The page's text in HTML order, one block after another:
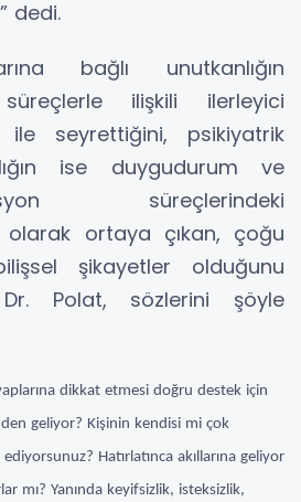
dedi.
bağlı unutkanlığın
ilişkili ilerleyici
seyrettiğini, psikiyatrik
ise duygudurum ve
süreçlerindeki
olarak ortaya çıkan, çoğu
şikayetler olduğunu
Polat, sözlerini şöyle
dikkat etmesi doğru destek için
geliyor? Kişinin kendisi mi çok
Hatırlatınca akıllarına geliyor
mı? Yanında keyifsizlik, isteksizlik,